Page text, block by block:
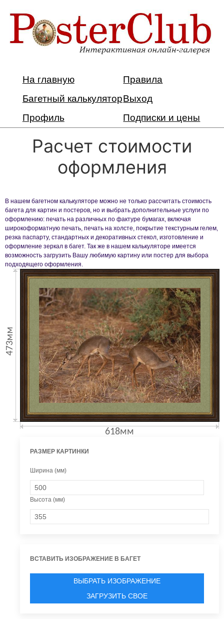
На главную
Правила
Багетный калькуляторВыход
Профиль
Подписки и цены
Расчет стоимости
оформления
В нашем багетном калькуляторе можно не только рассчитать стоимость
багета для картин и постеров, но и выбрать дополнительные услуги по
оформлению: печать на различных по фактуре бумагах, включая
широкоформатную печать, печать на холсте, покрытие текстурным гелем,
резка паспарту, стандартных и декоративных стекол, изготовление и
оформление зеркал в багет. Так же в нашем калькуляторе имеется
возможность загрузить Вашу любимую картину или постер для выбора
подходящего оформления.
473мм
618мм
РАЗМЕР КАРТИНКИ
Ширина (мм)
Высота (мм)
ВСТАВИТЬ ИЗОБРАЖЕНИЕ В БАГЕТ
ВЫБРАТЬ ИЗОБРАЖЕНИЕ
ЗАГРУЗИТЬ СВОЕ